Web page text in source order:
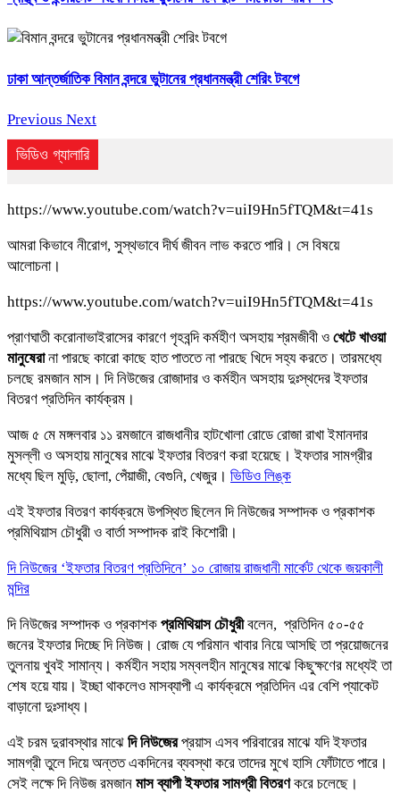
ঢাকা আন্তর্জাতিক বিমান বন্দরে ভুটানের প্রধানমন্ত্রী শেরিং টবগে
Previous Next
ভিডিও গ্যালারি
https://www.youtube.com/watch?v=uiI9Hn5fTQM&t=41s
আমরা কিভাবে নীরোগ, সুস্থভাবে দীর্ঘ জীবন লাভ করতে পারি। সে বিষয়ে
আলোচনা।
https://www.youtube.com/watch?v=uiI9Hn5fTQM&t=41s
প্রাণঘাতী করোনাভাইরাসের কারণে গৃহবন্দি কর্মহীণ অসহায় শ্রমজীবী ও খেটে খাওয়া
মানুষেরানা পারছে কারো কাছে হাত পাততে না পারছে খিদে সহ্য করতে। তারমধ্যে
চলছে রমজান মাস। দি নিউজের রোজাদার ও কর্মহীন অসহায় দুঃস্থদের ইফতার
বিতরণ প্রতিদিন কার্যক্রম।
আজ ৫ মে মঙ্গলবার ১১ রমজানে রাজধানীর হাটখোলা রোডে রোজা রাখা ইমানদার
মুসল্লী ও অসহায় মানুষের মাঝে ইফতার বিতরণ করা হয়েছে। ইফতার সামগ্রীর
মধ্যে ছিল মুড়ি, ছোলা, পেঁয়াজী, বেগুনি, খেজুর। ভিডিও লিঙ্ক
এই ইফতার বিতরণ কার্যক্রমে উপস্থিত ছিলেন দি নিউজের সম্পাদক ও প্রকাশক
প্রমিথিয়াস চৌধুরী ও বার্তা সম্পাদক রাই কিশোরী।
দি নিউজের ‘ইফতার বিতরণ প্রতিদিনে’ ১০ রোজায় রাজধানী মার্কেট থেকে জয়কালী
মন্দির
দি নিউজের সম্পাদক ও প্রকাশক প্রমিথিয়াস চৌধুরীবলেন, প্রতিদিন ৫০-৫৫
জনের ইফতার দিচ্ছে দি নিউজ। রোজ যে পরিমান খাবার নিয়ে আসছি তা প্রয়োজনের
তুলনায় খুবই সামান্য। কর্মহীন সহায় সম্বলহীন মানুষের মাঝে কিছুক্ষণের মধ্যেই তা
শেষ হয়ে যায়। ইচ্ছা থাকলেও মাসব্যাপী এ কার্যক্রমে প্রতিদিন এর বেশি প্যাকেট
বাড়ানো দুঃসাধ্য।
এই চরম দুরাবস্থার মাঝে দি নিউজেরপ্রয়াস এসব পরিবারের মাঝে যদি ইফতার
সামগ্রী তুলে দিয়ে অন্তত একদিনের ব্যবস্থা করে তাদের মুখে হাসি ফোঁটাতে পারে।
সেই লক্ষে দি নিউজ রমজান মাস ব্যাপী ইফতার সামগ্রী বিতরণকরে চলেছে।